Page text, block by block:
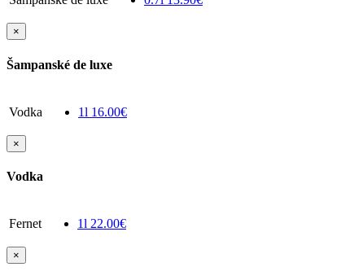
×
Šampanské de luxe
Vodka 1l 16.00€
×
Vodka
Fernet 1l 22.00€
×